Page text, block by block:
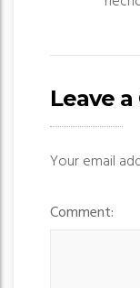
Leave
Your email
Comment: